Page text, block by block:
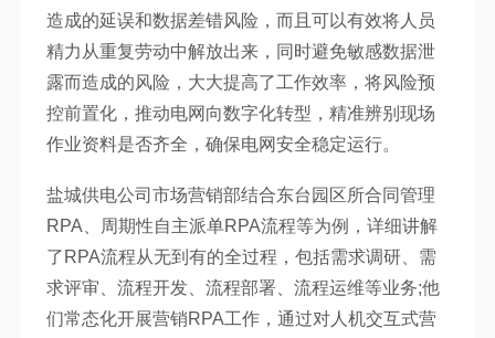
造成的延误和数据差错风险，而且可以有效将人员
精力从重复劳动中解放出来，同时避免敏感数据泄
露而造成的风险，大大提高了工作效率，将风险预
控前置化，推动电网向数字化转型，精准辨别现场
作业资料是否齐全，确保电网安全稳定运行。
盐城供电公司市场营销部结合东台园区所合同管理
RPA、周期性自主派单RPA流程等为例，详细讲解
了RPA流程从无到有的全过程，包括需求调研、需
求评审、流程开发、流程部署、流程运维等业务;他
们常态化开展营销RPA工作，通过对人机交互式营